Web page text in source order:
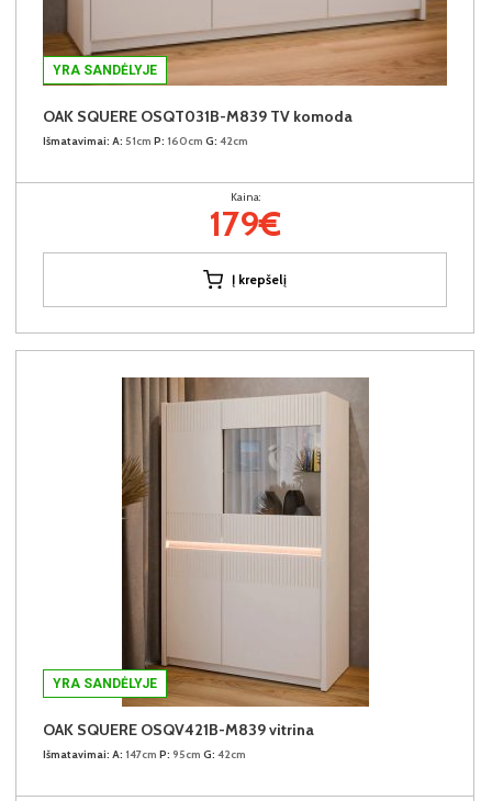
YRA SANDĖLYJE
OAK SQUERE OSQT031B-M839 TV komoda
Išmatavimai: A: 51cm P: 160cm G: 42cm
Kaina:
179€
Į krepšelį
YRA SANDĖLYJE
OAK SQUERE OSQV421B-M839 vitrina
Išmatavimai: A: 147cm P: 95cm G: 42cm